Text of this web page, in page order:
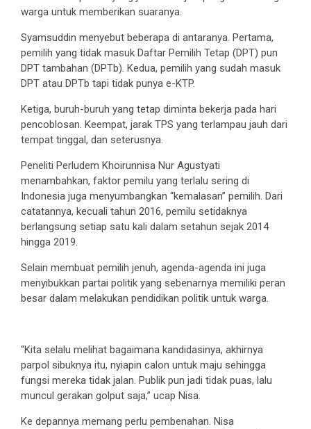
warga untuk memberikan suaranya.
Syamsuddin menyebut beberapa di antaranya. Pertama,
pemilih yang tidak masuk Daftar Pemilih Tetap (DPT) pun
DPT tambahan (DPTb). Kedua, pemilih yang sudah masuk
DPT atau DPTb tapi tidak punya e-KTP.
Ketiga, buruh-buruh yang tetap diminta bekerja pada hari
pencoblosan. Keempat, jarak TPS yang terlampau jauh dari
tempat tinggal, dan seterusnya.
Peneliti Perludem Khoirunnisa Nur Agustyati
menambahkan, faktor pemilu yang terlalu sering di
Indonesia juga menyumbangkan “kemalasan” pemilih. Dari
catatannya, kecuali tahun 2016, pemilu setidaknya
berlangsung setiap satu kali dalam setahun sejak 2014
hingga 2019.
Selain membuat pemilih jenuh, agenda-agenda ini juga
menyibukkan partai politik yang sebenarnya memiliki peran
besar dalam melakukan pendidikan politik untuk warga.
“Kita selalu melihat bagaimana kandidasinya, akhirnya
parpol sibuknya itu, nyiapin calon untuk maju sehingga
fungsi mereka tidak jalan. Publik pun jadi tidak puas, lalu
muncul gerakan golput saja,” ucap Nisa.
Ke depannya memang perlu pembenahan. Nisa